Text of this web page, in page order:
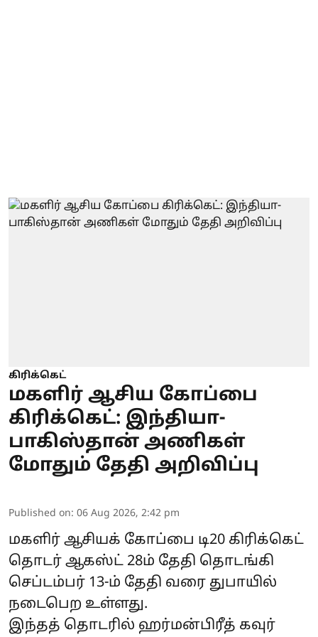
கிரிக்கெட்
மகளிர் ஆசிய கோப்பை
கிரிக்கெட்: இந்தியா-
பாகிஸ்தான் அணிகள்
மோதும் தேதி அறிவிப்பு
Published on: 06 Aug 2026, 2:42 pm
மகளிர் ஆசியக் கோப்பை டி20 கிரிக்கெட்
தொடர் ஆகஸ்ட் 28ம் தேதி தொடங்கி
செப்டம்பர் 13-ம் தேதி வரை துபாயில்
நடைபெற உள்ளது.
இந்தத் தொடரில் ஹர்மன்பிரீத் கவுர்